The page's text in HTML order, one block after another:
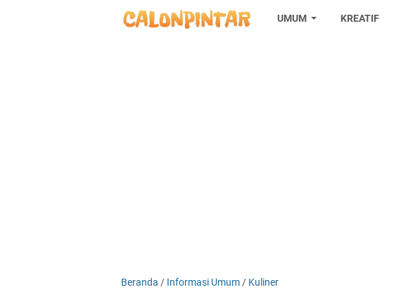
UMUM KREATIF
Beranda / Informasi Umum / Kuliner